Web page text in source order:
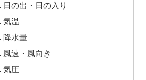
日の出・日の入り
気温
降水量
風速・風向き
気圧